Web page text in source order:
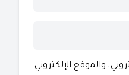
والموقع الإلكتروني